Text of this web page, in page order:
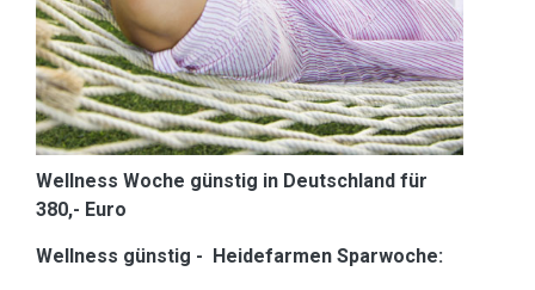
Wellness Woche günstig in Deutschland für
380,- Euro
Wellness günstig - Heidefarmen Sparwoche: